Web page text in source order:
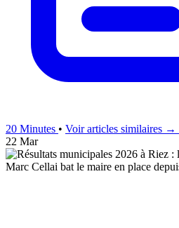
20 Minutes • Voir articles similaires →
22 Mar